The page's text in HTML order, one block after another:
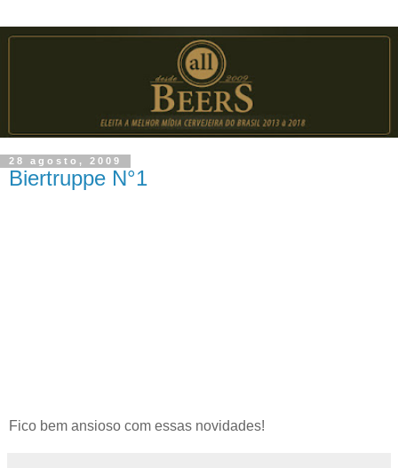
28 agosto, 2009
Biertruppe N°1
Fico bem ansioso com essas novidades!